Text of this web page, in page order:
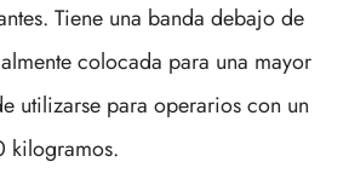
Tiene una banda debajo de
colocada para una mayor
utilizarse para operarios con un
kilogramos.